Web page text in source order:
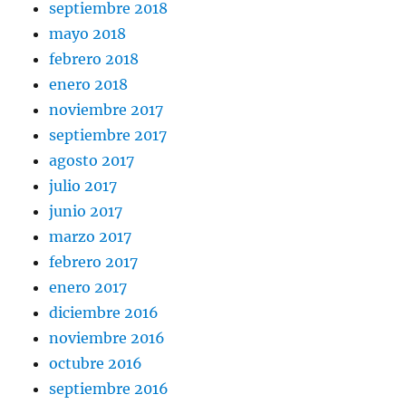
septiembre 2018
mayo 2018
febrero 2018
enero 2018
noviembre 2017
septiembre 2017
agosto 2017
julio 2017
junio 2017
marzo 2017
febrero 2017
enero 2017
diciembre 2016
noviembre 2016
octubre 2016
septiembre 2016